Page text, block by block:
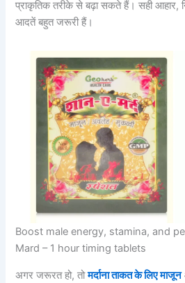
प्राकृतिक तरीके से बढ़ा सकते हैं। सही आहार,
आदतें बहुत जरूरी हैं।
Boost male energy, stamina, and
Mard – 1 hour timing tablets
अगर जरूरत हो, तोमर्दाना ताकत के लिए माजून